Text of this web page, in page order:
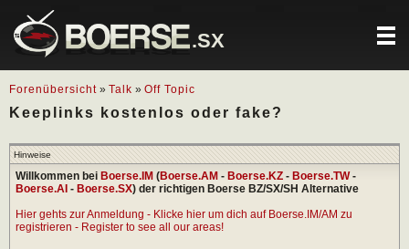
.SX
Forenübersicht » Talk » Off Topic
Keeplinks kostenlos oder fake?
Hinweise
Willkommen bei Boerse.IM (Boerse.AM - Boerse.KZ - Boerse.TW-
Boerse.AI - Boerse.SX) der richtigen Boerse BZ/SX/SH Alternative
Hier gehts zur Anmeldung - Klicke hier um dich auf Boerse.IM/AM zu
registrieren - Register to see all our areas!